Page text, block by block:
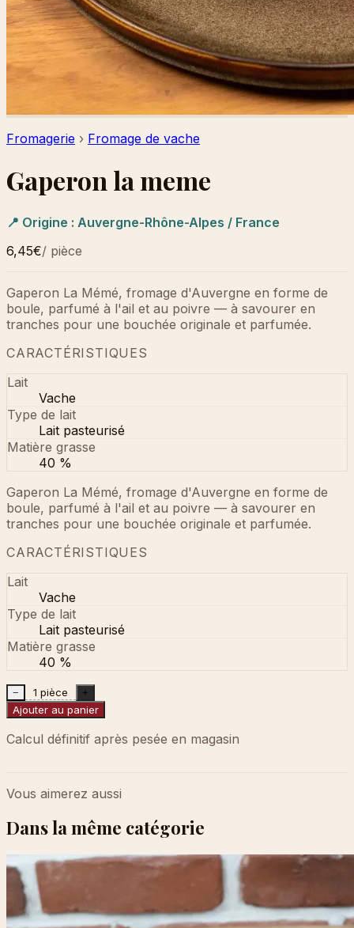
Fromagerie › Fromage de vache
Gaperon la meme
📍 Origine : Auvergne-Rhône-Alpes / France
6,45€/ pièce
Gaperon La Mémé, fromage d'Auvergne en forme de
boule, parfumé à l'ail et au poivre — à savourer en
tranches pour une bouchée originale et parfumée.
CARACTÉRISTIQUES
Lait
Vache
Type de lait
Lait pasteurisé
Matière grasse
40 %
Gaperon La Mémé, fromage d'Auvergne en forme de
boule, parfumé à l'ail et au poivre — à savourer en
tranches pour une bouchée originale et parfumée.
CARACTÉRISTIQUES
Lait
Vache
Type de lait
Lait pasteurisé
Matière grasse
40 %
− 1 pièce +
Ajouter au panier
Calcul définitif après pesée en magasin
Vous aimerez aussi
Dans la même catégorie